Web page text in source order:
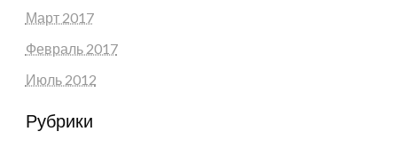
Март 2017
Февраль 2017
Июль 2012
Рубрики